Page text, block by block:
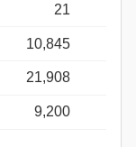
21
10,845
21,908
9,200